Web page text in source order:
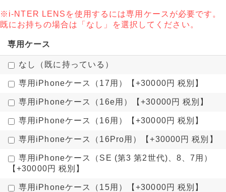
※i-NTER LENSを使用するには専用ケースが必要です。
既にお持ちの場合は「なし」を選択してください。
専用ケース
なし（既に持っている）
専用iPhoneケース（17用）【+30000円 税別】
専用iPhoneケース（16e用）【+30000円 税別】
専用iPhoneケース（16用）【+30000円 税別】
専用iPhoneケース（16Pro用）【+30000円 税別】
専用iPhoneケース（SE (第3 第2世代)、8、7用）
【+30000円 税別】
専用iPhoneケース（15用）【+30000円 税別】